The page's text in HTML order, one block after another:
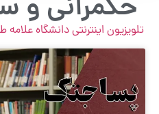
حکمرانی و
تلویزیون اینترنتی دانشگاه علامه